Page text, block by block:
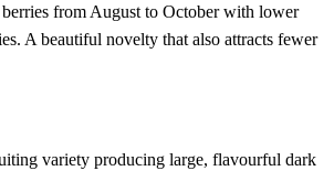
from August to October with lower
A beautiful novelty that also attracts fewer
variety producing large, flavourful dark